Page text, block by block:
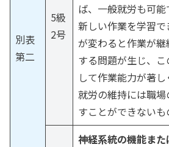
別表
第二
5級
2号
ば、一般就労も可能
新しい作業を学習
が変わると作業が
する問題が生じ、
して作業能力が著し
就労の維持には職
すことができないも
神経系統の機能ま